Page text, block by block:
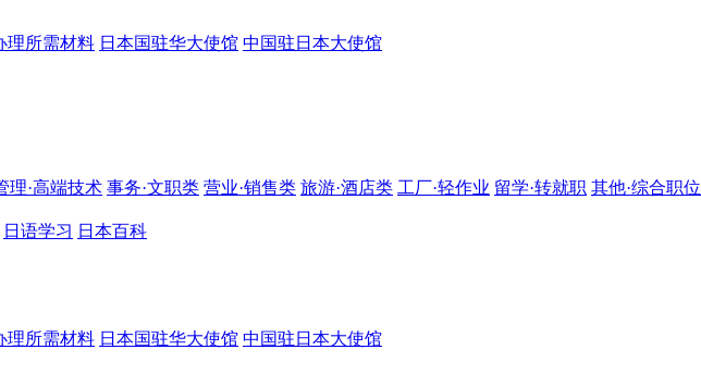
理所需材料 日本国驻华大使馆 中国驻日本大使馆
理·高端技术 事务·文职类 营业·销售类 旅游·酒店类 工厂·轻作业 留学·转就职 其他·综合职位
日语学习 日本百科
理所需材料 日本国驻华大使馆 中国驻日本大使馆